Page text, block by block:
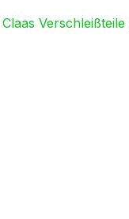
Claas Verschleißteile